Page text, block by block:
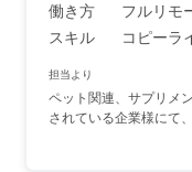
働き方
フルリモ
スキル
コピーラ
担当より
ペット関連、サプリメ
されている企業様にて